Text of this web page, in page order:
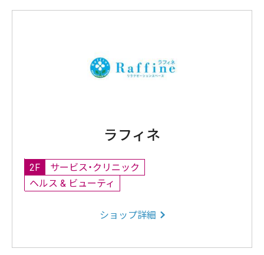
ラフィネ
2F
サービス・クリニック
ヘルス & ビューティ
ショップ詳細